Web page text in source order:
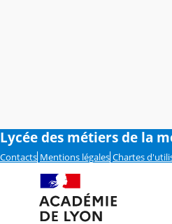
Lycée des métiers de la
Contacts Mentions légales Chartes